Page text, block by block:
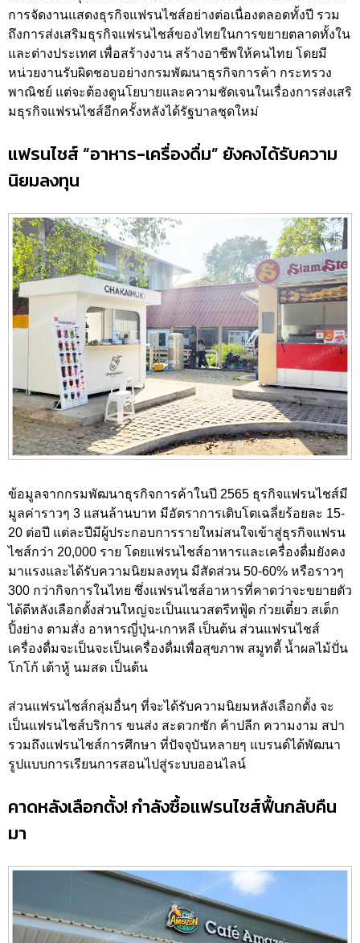
การจัดงานแสดงธุรกิจแฟรนไชส์อย่างต่อเนื่องตลอดทั้งปี รวม
ถึงการส่งเสริมธุรกิจแฟรนไชส์ของไทยในการขยายตลาดทั้งใน
และต่างประเทศ เพื่อสร้างงาน สร้างอาชีพให้คนไทย โดยมี
หน่วยงานรับผิดชอบอย่างกรมพัฒนาธุรกิจการค้า กระทรวง
พาณิชย์ แต่จะต้องดูนโยบายและความชัดเจนในเรื่องการส่งเสริ
มธุรกิจแฟรนไชส์อีกครั้งหลังได้รัฐบาลชุดใหม่
แฟรนไชส์ “อาหาร-เครื่องดื่ม” ยังคงได้รับความ
นิยมลงทุน
ข้อมูลจากกรมพัฒนาธุรกิจการค้าในปี 2565 ธุรกิจแฟรนไชส์มี
มูลค่าราวๆ 3 แสนล้านบาท มีอัตราการเติบโตเฉลี่ยร้อยละ 15-
20 ต่อปี แต่ละปีมีผู้ประกอบการรายใหม่สนใจเข้าสู่ธุรกิจแฟรน
ไชส์กว่า 20,000 ราย โดยแฟรนไชส์อาหารและเครื่องดื่มยังคง
มาแรงและได้รับความนิยมลงทุน มีสัดส่วน 50-60% หรือราวๆ
300 กว่ากิจการในไทย ซึ่งแฟรนไชส์อาหารที่คาดว่าจะขยายตัว
ได้ดีหลังเลือกตั้งส่วนใหญ่จะเป็นแนวสตรีทฟู้ด ก๋วยเตี๋ยว สเต็ก
ปิ้งย่าง ตามสั่ง อาหารญี่ปุ่น-เกาหลี เป็นต้น ส่วนแฟรนไชส์
เครื่องดื่มจะเป็นจะเป็นเครื่องดื่มเพื่อสุขภาพ สมูทตี้ น้ำผลไม้ปั่น
โกโก้ เต้าหู้ นมสด เป็นต้น
ส่วนแฟรนไชส์กลุ่มอื่นๆ ที่จะได้รับความนิยมหลังเลือกตั้ง จะ
เป็นแฟรนไชส์บริการ ขนส่ง สะดวกซัก ค้าปลีก ความงาม สปา
รวมถึงแฟรนไชส์การศึกษา ที่ปัจจุบันหลายๆ แบรนด์ได้พัฒนา
รูปแบบการเรียนการสอนไปสู่ระบบออนไลน์
คาดหลังเลือกตั้ง! กำลังซื้อแฟรนไชส์ฟื้นกลับคืน
มา